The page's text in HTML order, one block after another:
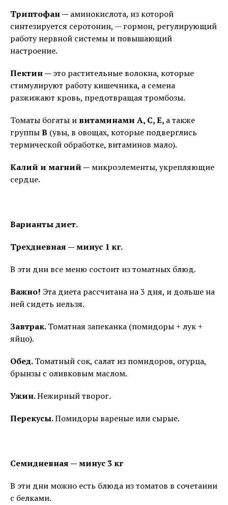
Триптофан — аминокислота, из которой
синтезируется серотонин, — гормон, регулирующий
работу нервной системы и повышающий
настроение.
Пектин — это растительные волокна, которые
стимулируют работу кишечника, а семена
разжижают кровь, предотвращая тромбозы.
Томаты богаты и витаминами А, С, Е, а также
группыВ (увы, в овощах, которые подверглись
термической обработке, витаминов мало).
Калий и магний — микроэлементы, укрепляющие
сердце.
Варианты диет.
Трехдневная — минус 1 кг.
В эти дни все меню состоит из томатных блюд.
Важно! Эта диета рассчитана на 3 дня, и дольше на
ней сидеть нельзя.
Завтрак.Томатная запеканка (помидоры + лук +
яйцо).
Обед.Томатный сок, салат из помидоров, огурца,
брынзы с оливковым маслом.
Ужин.Нежирный творог.
Перекусы.Помидоры вареные или сырые.
Семидневная — минус 3 кг
В эти дни можно есть блюда из томатов в сочетании
с белками.